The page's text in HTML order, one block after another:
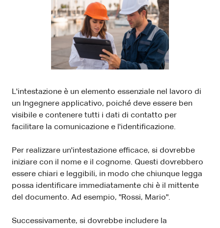
L'intestazione è un elemento essenziale nel lavoro di
un Ingegnere applicativo, poiché deve essere ben
visibile e contenere tutti i dati di contatto per
facilitare la comunicazione e l'identificazione.
Per realizzare un'intestazione efficace, si dovrebbe
iniziare con il nome e il cognome. Questi dovrebbero
essere chiari e leggibili, in modo che chiunque legga
possa identificare immediatamente chi è il mittente
del documento. Ad esempio, "Rossi, Mario".
Successivamente, si dovrebbe includere la